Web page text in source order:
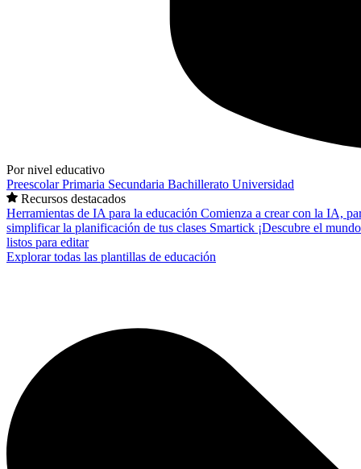
Por nivel educativo
PreescolarPrimaria Secundaria Bachillerato Universidad
Recursos destacados
Herramientas de IA para la educación Comienza a crear con la IA,
simplificar la planificación de tus clases Smartick ¡Descubre el
listos para editar
Explorar todas las plantillas de educación